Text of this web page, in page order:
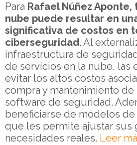
Para Rafael Núñez Aponte,
nube puede resultar en
significativa de costos en
ciberseguridad. Al
infraestructura de
de servicios en la nube, las
evitar los altos costos
compra y mantenimiento de
software de seguridad.
beneficiarse de modelos
que les permite ajustar sus
necesidades reales. Leer